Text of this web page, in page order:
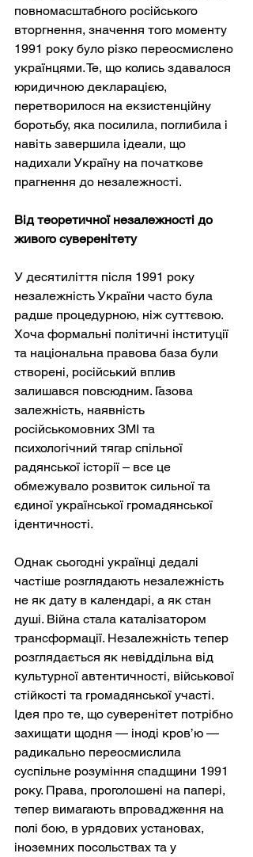
повномасштабного російського
вторгнення, значення того моменту
1991 року було різко переосмислено
українцями. Те, що колись здавалося
юридичною декларацією,
перетворилося на екзистенційну
боротьбу, яка посилила, поглибила і
навіть завершила ідеали, що
надихали Україну на початкове
прагнення до незалежності.
Від теоретичної незалежності до
живого суверенітету
У десятиліття після 1991 року
незалежність України часто була
радше процедурною, ніж суттєвою.
Хоча формальні політичні інституції
та національна правова база були
створені, російський вплив
залишався повсюдним. Газова
залежність, наявність
російськомовних ЗМІ та
психологічний тягар спільної
радянської історії – все це
обмежувало розвиток сильної та
єдиної української громадянської
ідентичності.
Однак сьогодні українці дедалі
частіше розглядають незалежність
не як дату в календарі, а як стан
душі. Війна стала каталізатором
трансформації. Незалежність тепер
розглядається як невіддільна від
культурної автентичності, військової
стійкості та громадянської участі.
Ідея про те, що суверенітет потрібно
захищати щодня — іноді кров’ю —
радикально переосмислила
суспільне розуміння спадщини 1991
року. Права, проголошені на папері,
тепер вимагають впровадження на
полі бою, в урядових установах,
іноземних посольствах та у